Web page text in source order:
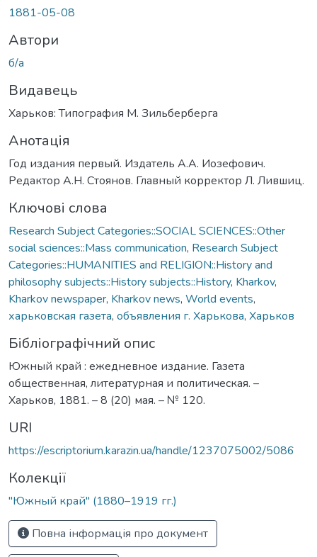
1881-05-08
Автори
б/а
Видавець
Харьков: Типография М. Зильберберга
Анотація
Год издания первый. Издатель А.А. Иозефович.
Редактор А.Н. Стоянов. Главный корректор Л. Лившиц.
Ключові слова
Research Subject Categories::SOCIAL SCIENCES::Other
social sciences::Mass communication, Research Subject
Categories::HUMANITIES and RELIGION::History and
philosophy subjects::History subjects::History, Kharkov,
Kharkov newspaper, Kharkov news, World events,
харьковская газета, объявления г. Харькова, Харьков
Бібліографічний опис
Южный край : ежедневное издание. Газета
общественная, литературная и политическая. –
Харьков, 1881. – 8 (20) мая. – № 120.
URI
https://escriptorium.karazin.ua/handle/1237075002/5086
Колекції
"Южный край" (1880–1919 гг.)
Повна інформація про документ